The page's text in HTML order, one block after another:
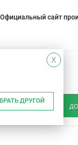
Официальный сайт
X
ДРУГОЙ